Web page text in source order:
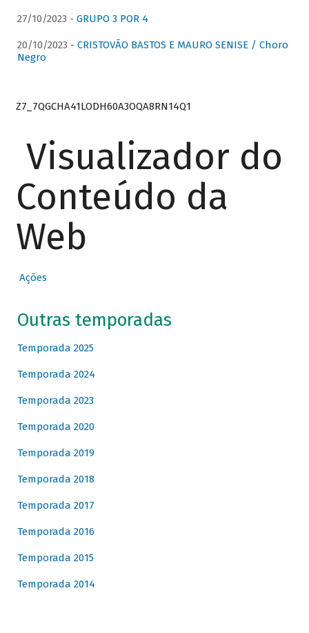
27/10/2023 - GRUPO 3 POR 4
20/10/2023 - CRISTOVÃO BASTOS E MAURO SENISE / Choro
Negro
Z7_7QGCHA41LODH60A3OQA8RN14Q1
Visualizador do
Conteúdo da
Web
Ações
Outras temporadas
Temporada 2025
Temporada 2024
Temporada 2023
Temporada 2020
Temporada 2019
Temporada 2018
Temporada 2017
Temporada 2016
Temporada 2015
Temporada 2014